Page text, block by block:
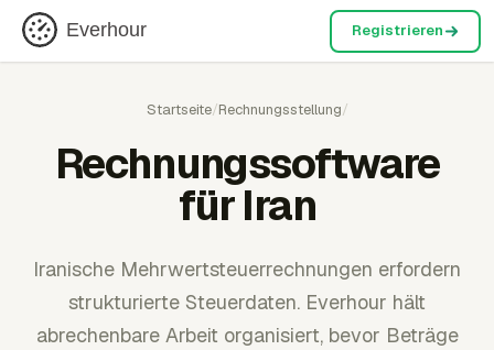
Everhour Registrieren
Startseite/Rechnungsstellung/
Rechnungssoftware
für Iran
Iranische Mehrwertsteuerrechnungen erfordern
strukturierte Steuerdaten. Everhour hält
abrechenbare Arbeit organisiert, bevor Beträge